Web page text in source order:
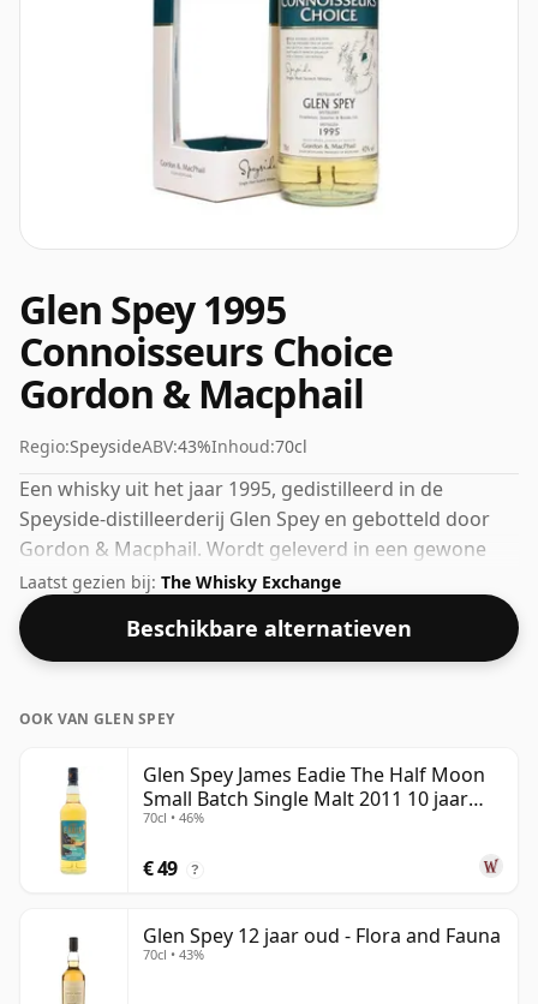
Glen Spey 1995
Connoisseurs Choice
Gordon & Macphail
Regio:SpeysideABV:43%Inhoud:70cl
Een whisky uit het jaar 1995, gedistilleerd in de
Speyside-distilleerderij Glen Spey en gebotteld door
Gordon & Macphail. Wordt geleverd in een gewone
fles van 70 cl en wordt gebotteld op een gezond
alcoholpercentage van 43%.
Laatst gezien bij: The Whisky Exchange
Beschikbare alternatieven
OOK VAN GLEN SPEY
Glen Spey James Eadie The Half Moon
Small Batch Single Malt 2011 10 jaar
oud
70cl • 46%
€ 49 ?
Glen Spey 12 jaar oud - Flora and Fauna
70cl • 43%